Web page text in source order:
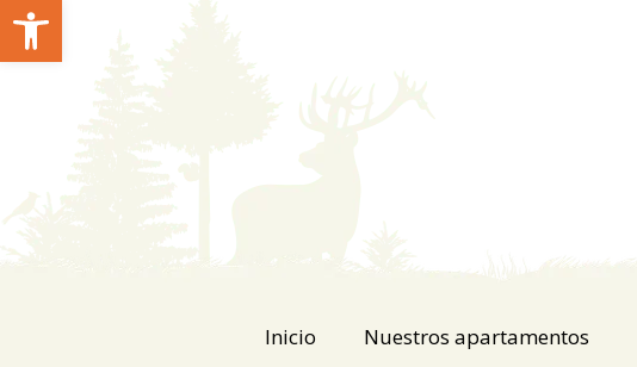
Inicio Nuestros apartamentos